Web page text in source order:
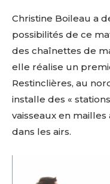
Christine Boileau a
possibilités de ce
des chaînettes de
elle réalise un
Restinclières, au
installe des «
vaisseaux en
dans les airs.